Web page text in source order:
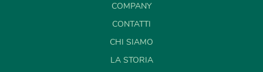
COMPANY
CONTATTI
CHI SIAMO
LA STORIA